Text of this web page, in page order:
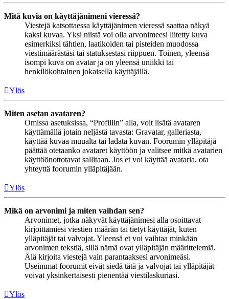
Mitä kuvia on käyttäjänimeni vieressä?
Viestejä katsottaessa käyttäjänimen vieressä saattaa näkyä
kaksi kuvaa. Yksi niistä voi olla arvonimeesi liitetty kuva
esimerkiksi tähtien, laatikoiden tai pisteiden muodossa
viestimäärästäsi tai statuksestasi riippuen. Toinen, yleensä
isompi kuva on avatar ja on yleensä uniikki tai
henkilökohtainen jokaisella käyttäjällä.
Ylös
Miten asetan avataren?
Omissa asetuksissa, “Profiilin” alla, voit lisätä avataren
käyttämällä jotain neljästä tavasta: Gravatar, galleriasta,
käyttää kuvaa muualta tai ladata kuvan. Foorumin ylläpitäjä
päättää otetaanko avataret käyttöön ja valitsee mitkä avatarien
käyttöönottotavat sallitaan. Jos et voi käyttää avataria, ota
yhteyttä foorumin ylläpitäjään.
Ylös
Mikä on arvonimi ja miten vaihdan sen?
Arvonimet, jotka näkyvät käyttäjänimesi alla osoittavat
kirjoittamiesi viestien määrän tai tietyt käyttäjät, kuten
ylläpitäjät tai valvojat. Yleensä et voi vaihtaa minkään
arvonimen tekstiä, sillä nämä ovat ylläpitäjän määrittelemiä.
Älä kirjoita viestejä vain parantaaksesi arvonimeäsi.
Useimmat foorumit eivät siedä tätä ja valvojat tai ylläpitäjät
voivat yksinkertaisesti pienentää viestilaskuriasi.
Ylös